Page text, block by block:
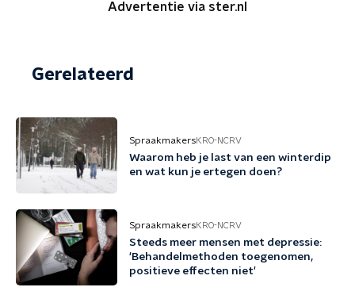
Advertentie via ster.nl
Gerelateerd
SpraakmakersKRO-NCRV
Waarom heb je last van een winterdip
en wat kun je ertegen doen?
SpraakmakersKRO-NCRV
Steeds meer mensen met depressie:
'Behandelmethoden toegenomen,
positieve effecten niet'